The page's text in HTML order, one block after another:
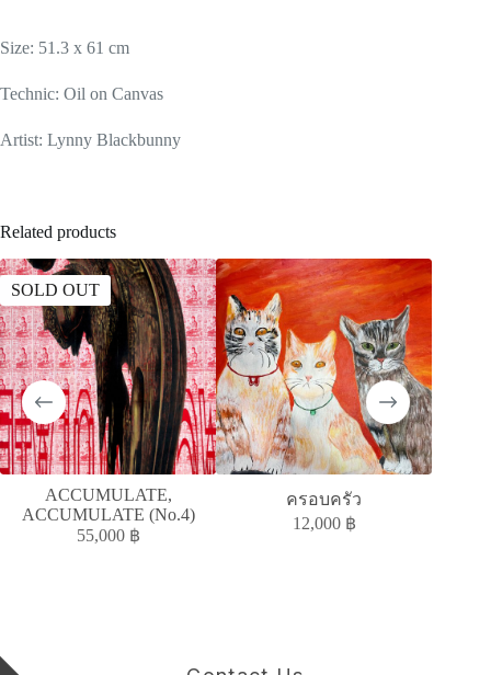
Size: 51.3 x 61 cm
Technic: Oil on Canvas
Artist: Lynny Blackbunny
Related products
SOLD OUT
ACCUMULATE,
ACCUMULATE (No.4)
55,000 ฿
ครอบครัว
12,000 ฿